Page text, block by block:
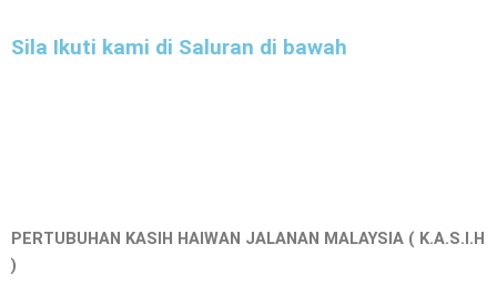
Sila Ikuti kami di Saluran di bawah
PERTUBUHAN KASIH HAIWAN JALANAN MALAYSIA ( K.A.S.I.H
)